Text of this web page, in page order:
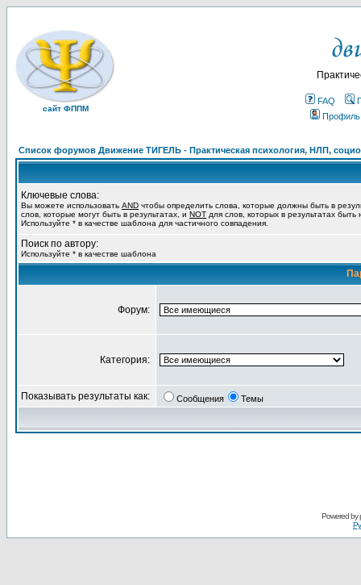
сайт ФППМ
FAQ
Профиль
Список форумов Движение ТИГЕЛЬ - Практическая психология, НЛП,
Ключевые слова:
Вы можете использовать AND чтобы определить слова, которые должны быть в
слов, которые могут быть в результатах, и NOT для слов, которых в результатах
Используйте * в качестве шаблона для частичного совпадения.
Поиск по автору:
Используйте * в качестве шаблона
Форум:
Категория:
Показывать результаты как: Сообщения Темы
Powered by